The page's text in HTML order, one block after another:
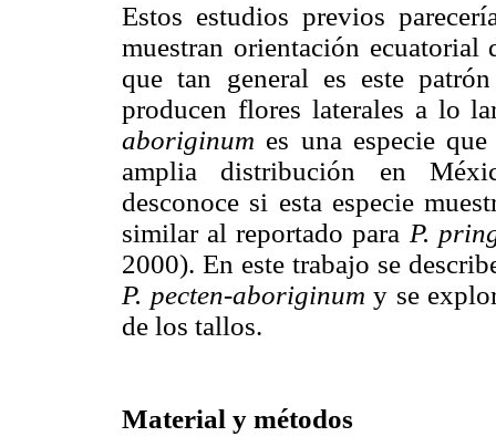
Estos estudios previos
muestran orientación ecuatorial
que tan general es este
producen flores laterales a lo
aboriginum es una especie
amplia distribución en
desconoce si esta especie
similar al reportado para P.
2000). En este trabajo se
P. pecten-aboriginum y se
de los tallos.
Material y métodos